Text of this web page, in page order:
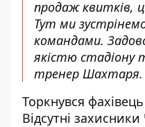
продаж квитків,
Тут ми
командами.
якістю стадіону
тренер Шахтаря.
Торкнувся
Відсутні